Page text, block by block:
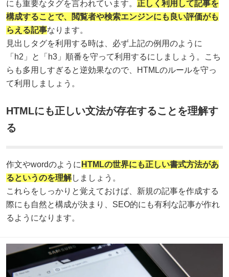
にも重要なタグを言われています。 正しく利用して記事を
構成することで、閲覧者や検索エンジンにも良い評価がも
らえる記事なります。
見出しタグを利用する時は、必ず上記の例用のように
「h2」と「h3」順番を守って利用するにしましょう。こち
らも多用しすぎると逆効果なので、HTMLのルールを守っ
て利用しましょう。
HTMLにも正しい文法が存在することを理解す
る
作文やwordのように HTMLの世界にも正しい書式方法があ
るというのを理解しましょう。
これらをしっかりと覚えておけば、新規の記事を作成する
際にも自然と構成が決まり、SEO的にも有利な記事が作れ
るようになります。